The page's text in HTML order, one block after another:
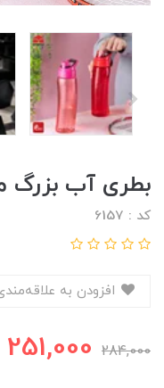
بطری آب بزرگ
کد : 6157
284,000
251,000